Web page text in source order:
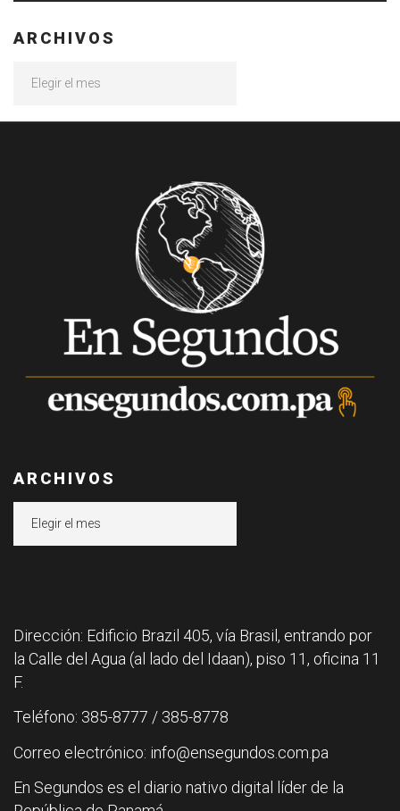
ARCHIVOS
ARCHIVOS
Dirección: Edificio Brazil 405, vía Brasil, entrando por
la Calle del Agua (al lado del Idaan), piso 11, oficina 11
F.
Teléfono: 385-8777 / 385-8778
Correo electrónico: info@ensegundos.com.pa
En Segundos es el diario nativo digital líder de la